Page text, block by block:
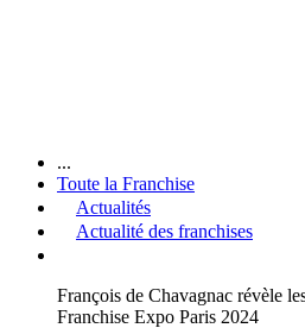
...
Toute la Franchise
Actualités
Actualité des franchises
François de Chavagnac révèle
Franchise Expo Paris 2024